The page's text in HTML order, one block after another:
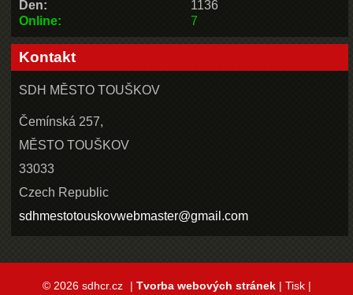
Online: 7
Den:
1136
Kontakt
SDH MĚSTO TOUŠKOV
Čemínská 257,
MĚSTO TOUŠKOV
33033
Czech Republic
sdhmestotouskovwebmaster@gmail.com
© 2026 sdhcr.cz | Tvorba webových stránek| Tisk|